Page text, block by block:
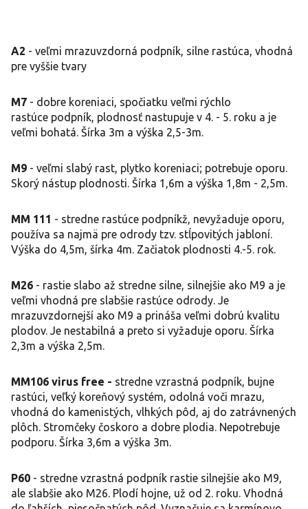
A2 - veľmi mrazuvzdorná podpník, silne rastúca, vhodná
pre vyššie tvary
M7 - dobre koreniaci, spočiatku veľmi rýchlo
rastúce podpník, plodnosť nastupuje v 4. - 5. roku a je
veľmi bohatá. Šírka 3m a výška 2,5-3m.
M9 - veľmi slabý rast, plytko koreniaci; potrebuje oporu.
Skorý nástup plodnosti. Šírka 1,6m a výška 1,8m - 2,5m.
MM 111 - stredne rastúce podpníkž, nevyžaduje oporu,
používa sa najmä pre odrody tzv. stĺpovitých jabloní.
Výška do 4,5m, šírka 4m. Začiatok plodnosti 4.-5. rok.
M26 - rastie slabo až stredne silne, silnejšie ako M9 a je
veľmi vhodná pre slabšie rastúce odrody. Je
mrazuvzdornejší ako M9 a prináša veľmi dobrú kvalitu
plodov. Je nestabilná a preto si vyžaduje oporu. Šírka
2,3m a výška 2,5m.
MM106 virus free - stredne vzrastná podpník, bujne
rastúci, veľký koreňový systém, odolná voči mrazu,
vhodná do kamenistých, vlhkých pôd, aj do zatrávnených
plôch. Stromčeky čoskoro a dobre plodia. Nepotrebuje
podporu. Šírka 3,6m a výška 3m.
P60 - stredne vzrastná podpník rastie silnejšie ako M9,
ale slabšie ako M26. Plodí hojne, už od 2. roku. Vhodná